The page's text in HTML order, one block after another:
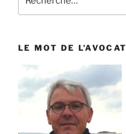
LE MOT DE L’AVOCAT